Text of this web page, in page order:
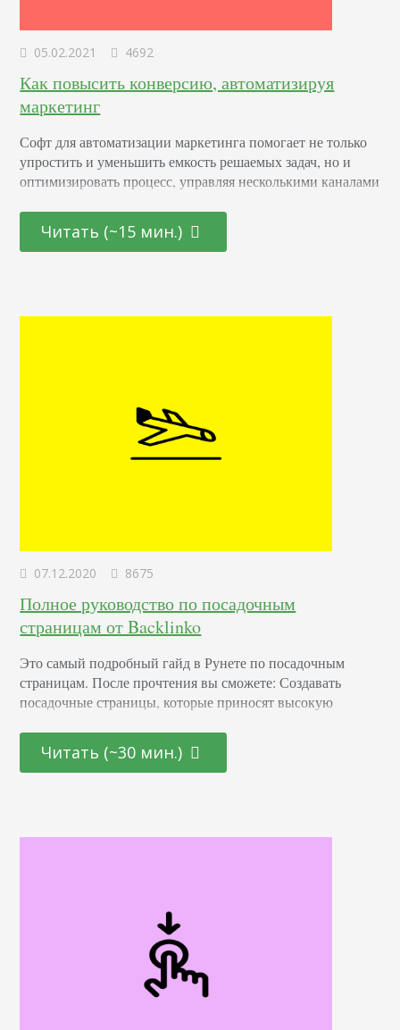
05.02.2021 4692
Как повысить конверсию, автоматизируя
маркетинг
Софт для автоматизации маркетинга помогает не только
упростить и уменьшить емкость решаемых задач, но и
оптимизировать процесс, управляя несколькими каналами
Автоматизированные инструменты могут: Интегрировать
электронную почту, диджитал-рекламу, соцсети и
процессы и улучшить маркетинговую стратегию, за счет
Читать (~15 мин.)
07.12.2020 8675
Полное руководство по посадочным
страницам от Backlinko
Это самый подробный гайд в Рунете по посадочным
страницам. После прочтения вы сможете: Создавать
посадочные страницы, которые приносят высокую
страниц. Иметь доступ к проверенным шаблонам
посадочных страниц. Что такое посадочные страницы В
Читать (~30 мин.)